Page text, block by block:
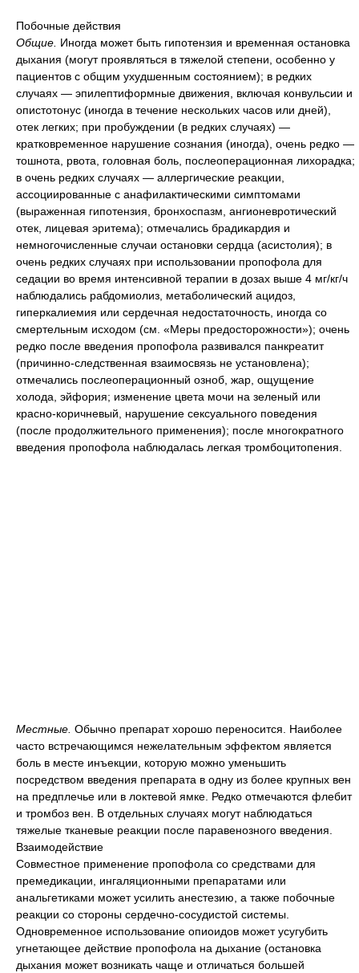
Побочные действия
Общие. Иногда может быть гипотензия и временная остановка
дыхания (могут проявляться в тяжелой степени, особенно у
пациентов с общим ухудшенным состоянием); в редких
случаях — эпилептиформные движения, включая конвульсии и
опистотонус (иногда в течение нескольких часов или дней),
отек легких; при пробуждении (в редких случаях) —
кратковременное нарушение сознания (иногда), очень редко —
тошнота, рвота, головная боль, послеоперационная лихорадка;
в очень редких случаях — аллергические реакции,
ассоциированные с анафилактическими симптомами
(выраженная гипотензия, бронхоспазм, ангионевротический
отек, лицевая эритема); отмечались брадикардия и
немногочисленные случаи остановки сердца (асистолия); в
очень редких случаях при использовании пропофола для
седации во время интенсивной терапии в дозах выше 4 мг/кг/ч
наблюдались рабдомиолиз, метаболический ацидоз,
гиперкалиемия или сердечная недостаточность, иногда со
смертельным исходом (см. «Меры предосторожности»); очень
редко после введения пропофола развивался панкреатит
(причинно-следственная взаимосвязь не установлена);
отмечались послеоперационный озноб, жар, ощущение
холода, эйфория; изменение цвета мочи на зеленый или
красно-коричневый, нарушение сексуального поведения
(после продолжительного применения); после многократного
введения пропофола наблюдалась легкая тромбоцитопения.
Местные. Обычно препарат хорошо переносится. Наиболее
часто встречающимся нежелательным эффектом является
боль в месте инъекции, которую можно уменьшить
посредством введения препарата в одну из более крупных вен
на предплечье или в локтевой ямке. Редко отмечаются флебит
и тромбоз вен. В отдельных случаях могут наблюдаться
тяжелые тканевые реакции после паравенозного введения.
Взаимодействие
Совместное применение пропофола со средствами для
премедикации, ингаляционными препаратами или
анальгетиками может усилить анестезию, а также побочные
реакции со стороны сердечно-сосудистой системы.
Одновременное использование опиоидов может усугубить
угнетающее действие пропофола на дыхание (остановка
дыхания может возникать чаще и отличаться большей